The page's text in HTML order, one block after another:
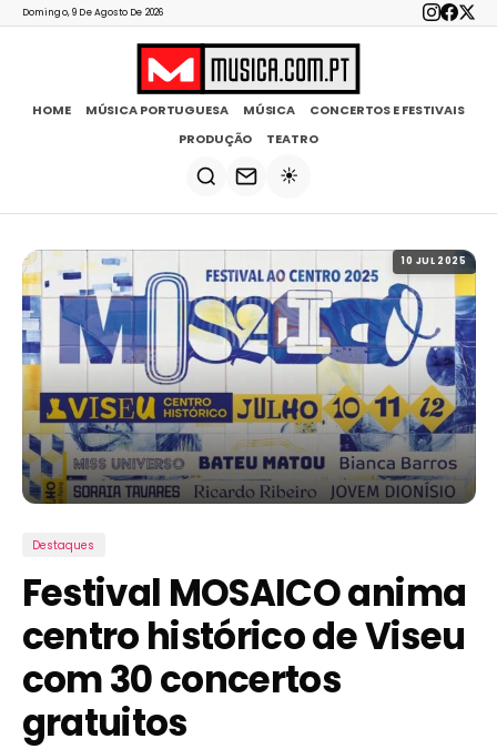
Domingo, 9 De Agosto De 2026
HOME MÚSICA PORTUGUESA MÚSICA
CONCERTOS E FESTIVAIS
PRODUÇÃO
TEATRO
☀️
10 JUL 2025
Destaques
Festival MOSAICO anima
centro histórico de Viseu
com 30 concertos
gratuitos